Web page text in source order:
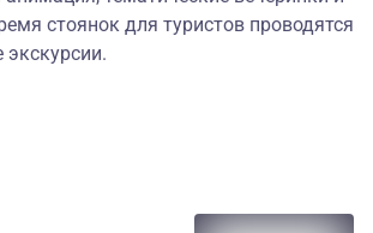
стоянок для туристов проводятся
экскурсии.